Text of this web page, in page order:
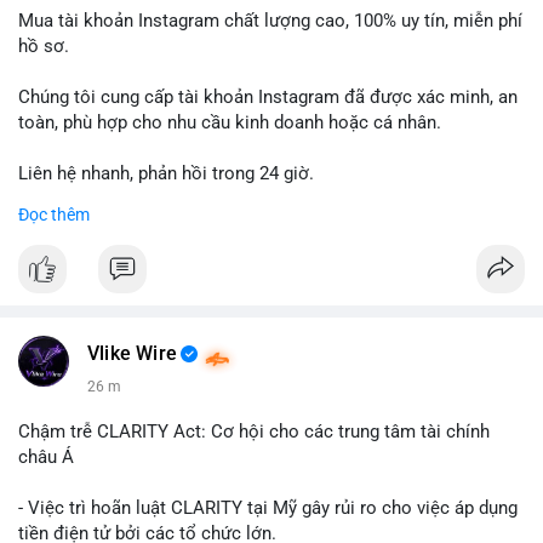
Mua tài khoản Instagram chất lượng cao, 100% uy tín, miễn phí
hồ sơ.
Chúng tôi cung cấp tài khoản Instagram đã được xác minh, an
toàn, phù hợp cho nhu cầu kinh doanh hoặc cá nhân.
Liên hệ nhanh, phản hồi trong 24 giờ.
📞 WhatsApp: +1 660 215-8938
Đọc thêm
Vlike Wire
26 m
Chậm trễ CLARITY Act: Cơ hội cho các trung tâm tài chính
châu Á
- Việc trì hoãn luật CLARITY tại Mỹ gây rủi ro cho việc áp dụng
tiền điện tử bởi các tổ chức lớn.